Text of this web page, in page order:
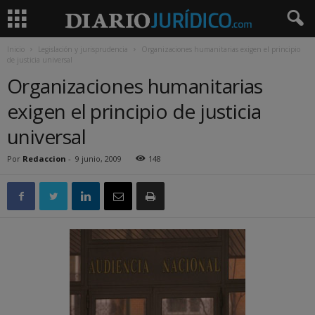
Inicio Legislación y jurisprudencia
Organizaciones humanitarias exigen el principio
de justicia universal
Organizaciones humanitarias
exigen el principio de justicia
universal
Por Redaccion - 9 junio, 2009 148